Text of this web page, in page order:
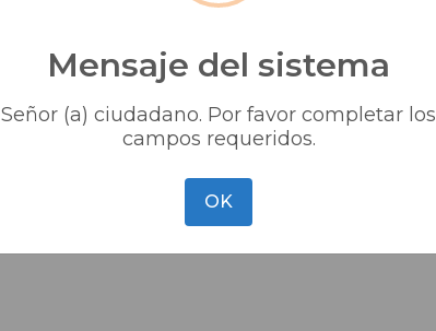
​SOLICITUD TRÁMITE.
Mensaje del sistema
Señor (a) ciudadano. Por favor completar los
campos requeridos.
OK